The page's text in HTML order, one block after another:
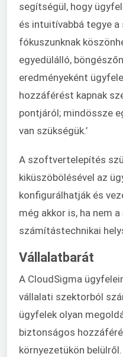
segítségül, hogy
és intuitívabbá tegye
fókuszunknak
egyedülálló,
eredményeként
hozzáférést kapnak
pontjáról; mindössze
van szükségük.’
A szoftvertelepítés
kiküszöbölésével az
konfigurálhatják és
még akkor is, ha nem
számítástechnikai
Vállalatbarát
A CloudSigma
vállalati szektorból
ügyfelek olyan
biztonságos
környezetükön